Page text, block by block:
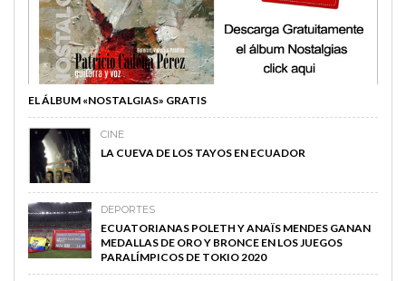
EL ÁLBUM «NOSTALGIAS» GRATIS
CINE
LA CUEVA DE LOS TAYOS EN ECUADOR
DEPORTES
ECUATORIANAS POLETH Y ANAÏS MENDES GANAN
MEDALLAS DE ORO Y BRONCE EN LOS JUEGOS
PARALÍMPICOS DE TOKIO 2020